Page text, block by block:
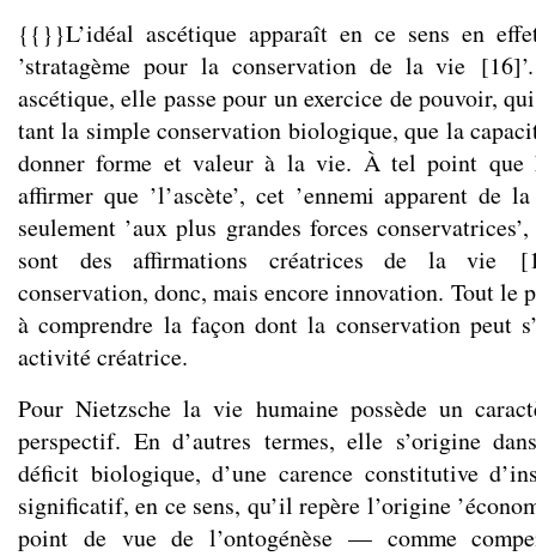
{{}}L’idéal ascétique apparaît en ce sens en
’stratagème pour la conservation de la vie [16]
ascétique, elle passe pour un exercice de pouvoir,
tant la simple conservation biologique, que la
donner forme et valeur à la vie. À tel point que
affirmer que ’l’ascète’, cet ’ennemi apparent de
seulement ’aux plus grandes forces
sont des affirmations créatrices de la vie [
conservation, donc, mais encore innovation. Tout le
à comprendre la façon dont la conservation peut
activité créatrice.
Pour Nietzsche la vie humaine possède un
perspectif. En d’autres termes, elle s’origine
déficit biologique, d’une carence constitutive
significatif, en ce sens, qu’il repère l’origine
point de vue de l’ontogénèse — comme